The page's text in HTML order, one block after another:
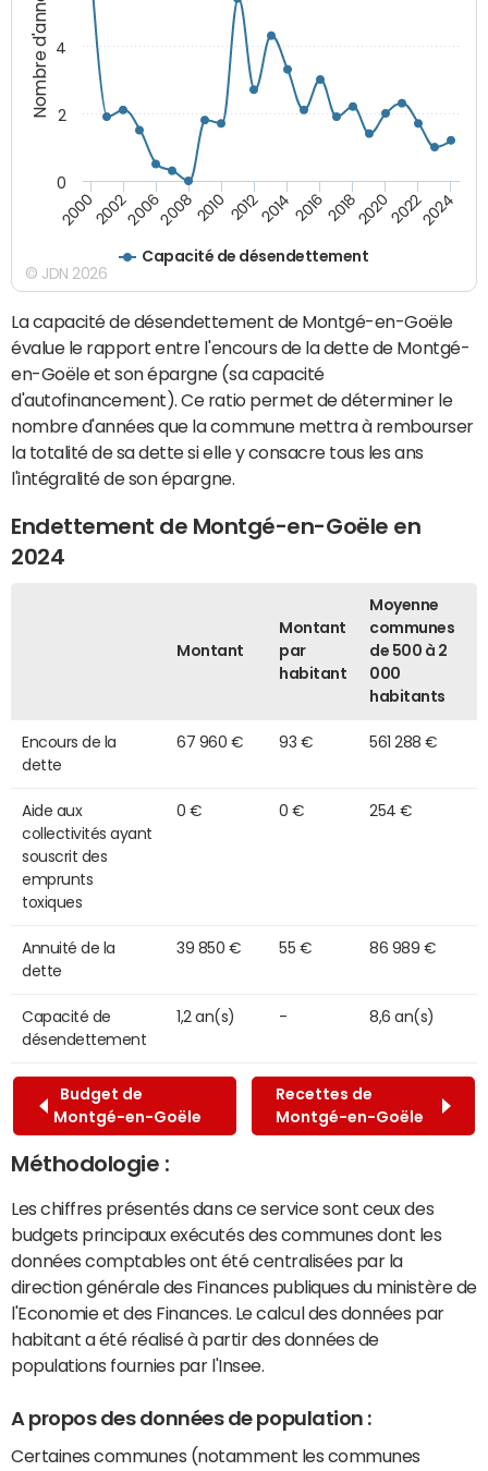
Nombre d'années
Capacité de désendettement
20002002200620082010 2012201420162018202020222024
0
2
4
© JDN 2026
La capacité de désendettement de Montgé-en-Goële
évalue le rapport entre l'encours de la dette de Montgé-
en-Goële et son épargne (sa capacité
d'autofinancement). Ce ratio permet de déterminer le
nombre d'années que la commune mettra à rembourser
la totalité de sa dette si elle y consacre tous les ans
l'intégralité de son épargne.
Endettement de Montgé-en-Goële en
2024
Montant
Montant
par
habitant
Moyenne
communes
de 500 à 2
000
habitants
Encours de la
dette
67 960 € 93 € 561 288 €
Aide aux
collectivités ayant
souscrit des
emprunts
toxiques
0 € 0 € 254 €
Annuité de la
dette
39 850 € 55 € 86 989 €
Capacité de
désendettement
1,2 an(s) - 8,6 an(s)
Budget de
Montgé-en-Goële
Recettes de
Montgé-en-Goële
Méthodologie :
Les chiffres présentés dans ce service sont ceux des
budgets principaux exécutés des communes dont les
données comptables ont été centralisées par la
direction générale des Finances publiques du ministère de
l'Economie et des Finances. Le calcul des données par
habitant a été réalisé à partir des données de
populations fournies par l'Insee.
A propos des données de population :
Certaines communes (notamment les communes